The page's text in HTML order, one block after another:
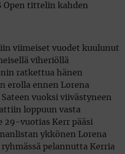
viimeiset vuodet kuulunut
viheriöllä
ratkettua hänen
erolla ennen Lorena
vuoksi viivästyneen
loppuun vasta
29-vuotias Kerr pääsi
ykkönen Lorena
ryhmässä pelannutta Kerria